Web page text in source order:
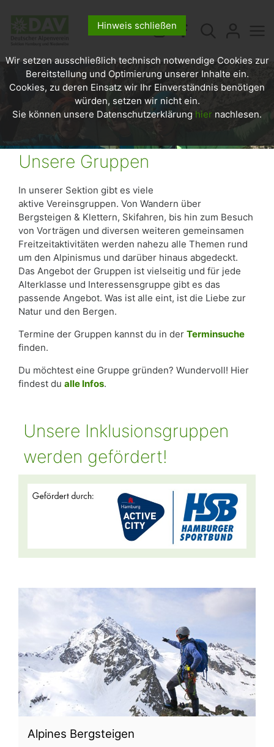
Unsere Gruppen
In unserer Sektion gibt es viele
aktive Vereinsgruppen. Von Wandern über
Bergsteigen & Klettern, Skifahren, bis hin zum Besuch
von Vorträgen und diversen weiteren gemeinsamen
Freitzeitaktivitäten werden nahezu alle Themen rund
um den Alpinismus und darüber hinaus abgedeckt.
Das Angebot der Gruppen ist vielseitig und für jede
Alterklasse und Interessensgruppe gibt es das
passende Angebot. Was ist alle eint, ist die Liebe zur
Natur und den Bergen.
Termine der Gruppen kannst du in der Terminsuche
finden.
Du möchtest eine Gruppe gründen? Wundervoll! Hier
findest du alle Infos.
Unsere Inklusionsgruppen
werden gefördert!
Alpines Bergsteigen
Hinweis schließen
Wir setzen ausschließlich technisch notwendige Cookies zur
Bereitstellung und Optimierung unserer Inhalte ein.
Cookies, zu deren Einsatz wir Ihr Einverständnis benötigen
würden, setzen wir nicht ein.
Sie können unsere Datenschutzerklärung hier nachlesen.